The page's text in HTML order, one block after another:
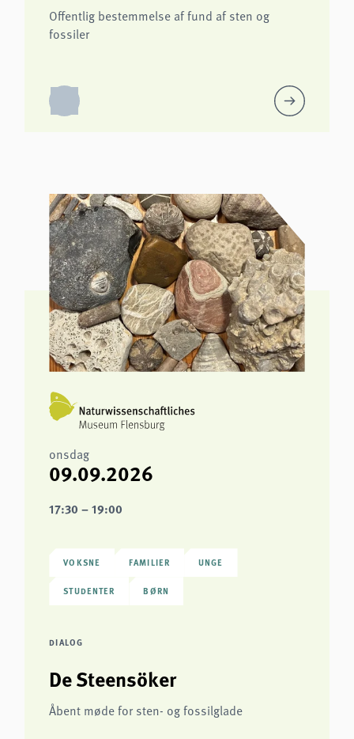
Offentlig bestemmelse af fund af sten og
fossiler
onsdag
09.09.2026
17:30 – 19:00
VOKSNE FAMILIER UNGE
STUDENTER BØRN
DIALOG
De Steensöker
Åbent møde for sten- og fossilglade